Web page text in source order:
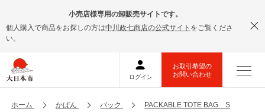
小売店様専用の卸販売サイトです。
個人購入で商品をお探しの方は中川政七商店の公式サイト をご覧くださ
い。
ホーム かばん バック PACKABLE TOTE BAG S